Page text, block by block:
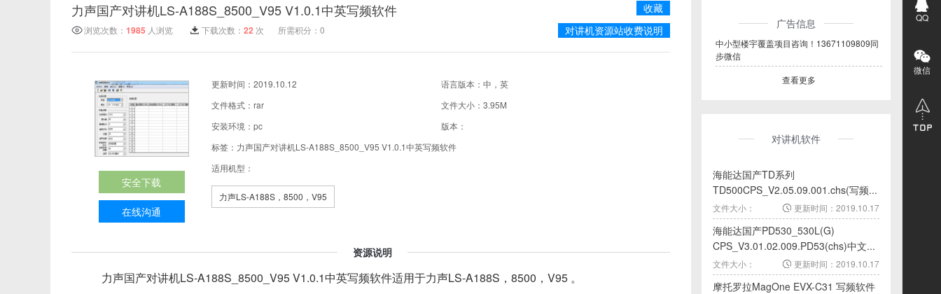
力声国产对讲机LS-A188S_8500_V95 V1.0.1中英写频软件 收藏
浏览次数： 1985 人浏览 下载次数： 22 次 所需积分：0 对讲机资源站收费说明
安全下载
在线沟通
更新时间：2019.10.12
语言版本：中，英
文件格式：rar
文件大小：3.95M
安装环境：pc
版本：
标签：力声国产对讲机LS-A188S_8500_V95 V1.0.1中英写频软件
适用机型：
力声LS-A188S，8500，V95
资源说明
力声国产对讲机LS-A188S_8500_V95 V1.0.1中英写频软件适用于力声LS-A188S，8500，V95 。
广告信息
中小型楼宇覆盖项目咨询！13671109809同
步微信
查看更多
对讲机软件
海能达国产TD系列
TD500CPS_V2.05.09.001.chs(写频...
更新时间：2019.10.17
文件大小：
11.39M
海能达国产PD530_530L(G)
CPS_V3.01.02.009.PD53(chs)中文...
更新时间：2019.10.17
文件大小：
10.45M
摩托罗拉MagOne EVX-C31 写频软件
QQ
微信